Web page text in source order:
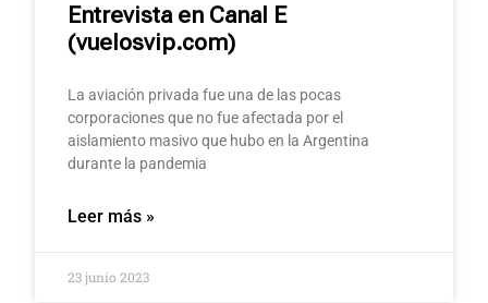
Entrevista en Canal E
(vuelosvip.com)
La aviación privada fue una de las pocas
corporaciones que no fue afectada por el
aislamiento masivo que hubo en la Argentina
durante la pandemia
Leer más »
23 junio 2023